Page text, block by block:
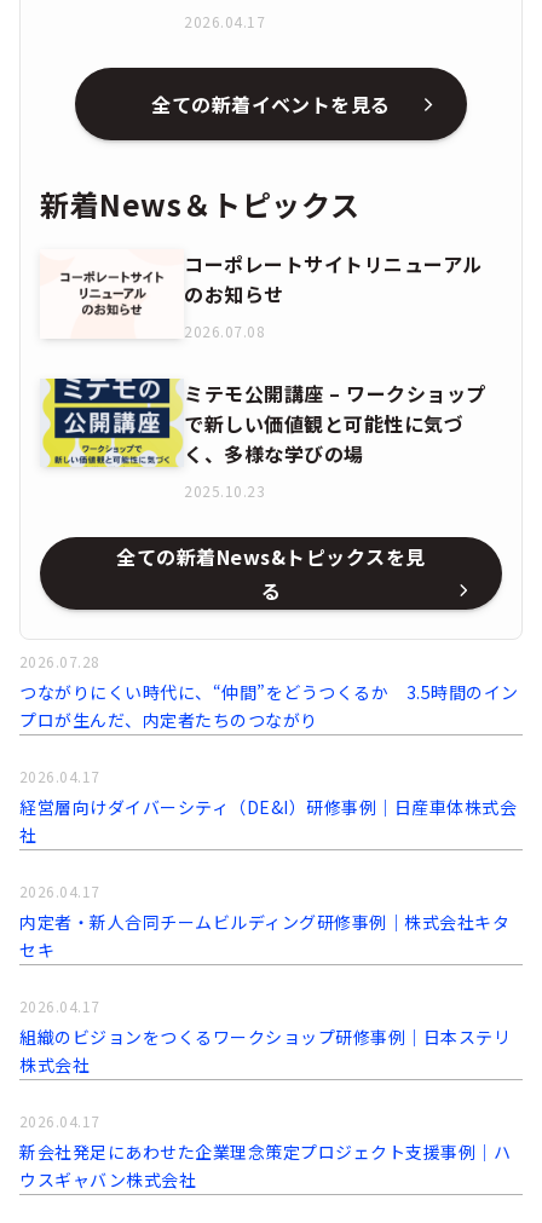
2026.04.17
全ての新着イベントを見る
新着News＆トピックス
コーポレートサイトリニューアル
のお知らせ
2026.07.08
ミテモ公開講座 – ワークショップ
で新しい価値観と可能性に気づ
く、多様な学びの場
2025.10.23
全ての新着News&トピックスを見
る
つながりにくい時代に、“仲間”をどうつくるか 3.5時間のイン
プロが生んだ、内定者たちのつながり
2026.07.28
経営層向けダイバーシティ（DE&I）研修事例｜日産車体株式会
社
2026.04.17
内定者・新人合同チームビルディング研修事例｜株式会社キタ
セキ
2026.04.17
組織のビジョンをつくるワークショップ研修事例｜日本ステリ
株式会社
2026.04.17
新会社発足にあわせた企業理念策定プロジェクト支援事例│ハ
ウスギャバン株式会社
2026.04.17